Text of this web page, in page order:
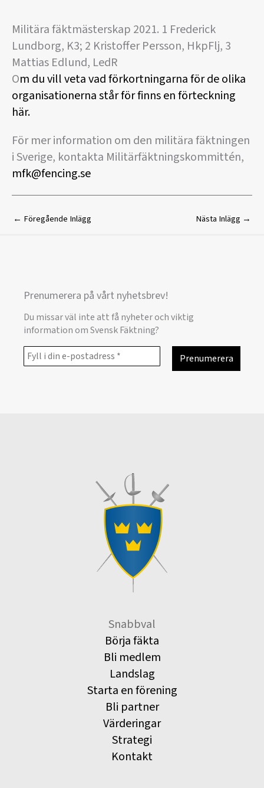
Militära fäktmästerskap 2021. 1 Frederick
Lundborg, K3; 2 Kristoffer Persson, HkpFlj, 3
Mattias Edlund, LedR
Om du vill veta vad förkortningarna för de olika
organisationerna står för finns en förteckning
här.
För mer information om den militära fäktningen
i Sverige, kontakta Militärfäktningskommittén,
mfk@fencing.se
← Föregående Inlägg Nästa Inlägg →
Prenumerera på vårt nyhetsbrev!
Du missar väl inte att få nyheter och viktig
information om Svensk Fäktning?
Snabbval
Börja fäkta
Bli medlem
Landslag
Starta en förening
Bli partner
Värderingar
Strategi
Kontakt